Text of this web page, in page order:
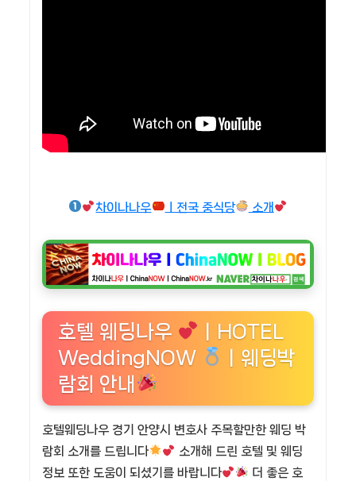
차이나나우 ㅣ전국 중식당 소개
호텔 웨딩나우
ㅣHOTEL
WeddingNOW
ㅣ웨딩박
람회 안내
호텔웨딩나우 경기 안양시 변호사 주목할만한 웨딩 박
람회 소개를 드립니다
소개해 드린 호텔 및 웨딩
정보 또한 도움이 되셨기를 바랍니다
더 좋은 호